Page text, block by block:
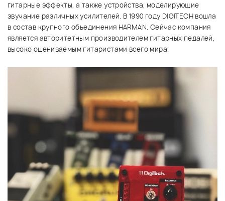
гитарные эффекты, а также устройства, моделирующие
звучание различных усилителей. В 1990 году DIGITECH вошла
в состав крупного объединения HARMAN. Сейчас компания
является авторитетным производителем гитарных педалей,
высоко оцениваемым гитаристами всего мира.